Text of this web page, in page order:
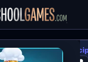
Hazel And Mom's